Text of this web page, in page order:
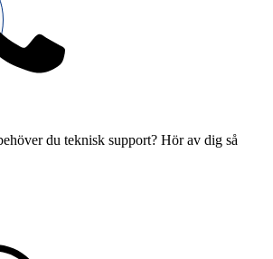
du teknisk support? Hör av dig så